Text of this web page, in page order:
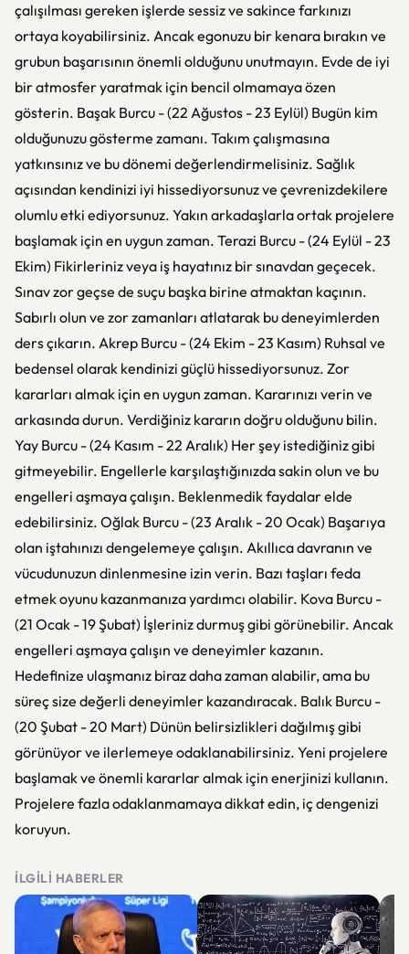
çalışılması gereken işlerde sessiz ve sakince farkınızı
ortaya koyabilirsiniz. Ancak egonuzu bir kenara bırakın ve
grubun başarısının önemli olduğunu unutmayın. Evde de iyi
bir atmosfer yaratmak için bencil olmamaya özen
gösterin. Başak Burcu - (22 Ağustos - 23 Eylül) Bugün kim
olduğunuzu gösterme zamanı. Takım çalışmasına
yatkınsınız ve bu dönemi değerlendirmelisiniz. Sağlık
açısından kendinizi iyi hissediyorsunuz ve çevrenizdekilere
olumlu etki ediyorsunuz. Yakın arkadaşlarla ortak projelere
başlamak için en uygun zaman. Terazi Burcu - (24 Eylül - 23
Ekim) Fikirleriniz veya iş hayatınız bir sınavdan geçecek.
Sınav zor geçse de suçu başka birine atmaktan kaçının.
Sabırlı olun ve zor zamanları atlatarak bu deneyimlerden
ders çıkarın. Akrep Burcu - (24 Ekim - 23 Kasım) Ruhsal ve
bedensel olarak kendinizi güçlü hissediyorsunuz. Zor
kararları almak için en uygun zaman. Kararınızı verin ve
arkasında durun. Verdiğiniz kararın doğru olduğunu bilin.
Yay Burcu - (24 Kasım - 22 Aralık) Her şey istediğiniz gibi
gitmeyebilir. Engellerle karşılaştığınızda sakin olun ve bu
engelleri aşmaya çalışın. Beklenmedik faydalar elde
edebilirsiniz. Oğlak Burcu - (23 Aralık - 20 Ocak) Başarıya
olan iştahınızı dengelemeye çalışın. Akıllıca davranın ve
vücudunuzun dinlenmesine izin verin. Bazı taşları feda
etmek oyunu kazanmanıza yardımcı olabilir. Kova Burcu -
(21 Ocak - 19 Şubat) İşleriniz durmuş gibi görünebilir. Ancak
engelleri aşmaya çalışın ve deneyimler kazanın.
Hedefinize ulaşmanız biraz daha zaman alabilir, ama bu
süreç size değerli deneyimler kazandıracak. Balık Burcu -
(20 Şubat - 20 Mart) Dünün belirsizlikleri dağılmış gibi
görünüyor ve ilerlemeye odaklanabilirsiniz. Yeni projelere
başlamak ve önemli kararlar almak için enerjinizi kullanın.
Projelere fazla odaklanmamaya dikkat edin, iç dengenizi
koruyun.
İLGILI HABERLER